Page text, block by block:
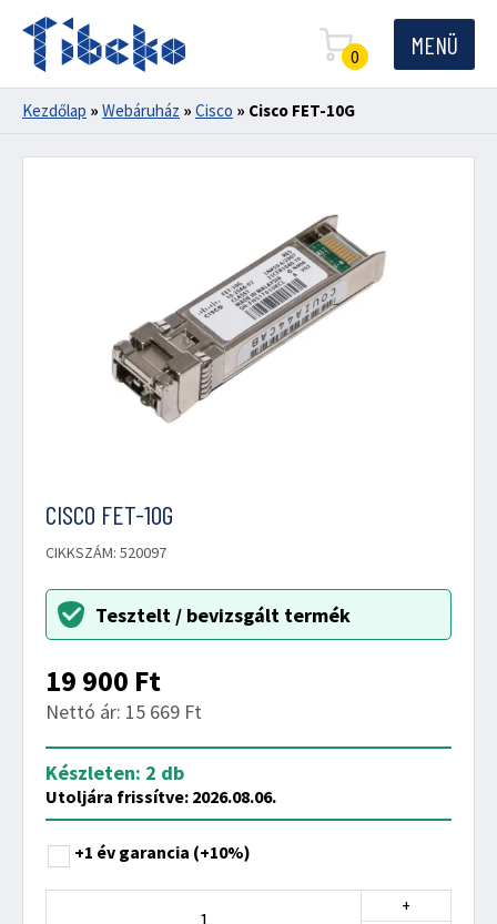
0 MENÜ
Kezdőlap » Webáruház » Cisco » Cisco FET-10G
CISCO FET-10G
CIKKSZÁM: 520097
Tesztelt / bevizsgált termék
19 900 Ft
Nettó ár: 15 669 Ft
Készleten: 2 db
Utoljára frissítve: 2026.08.06.
+1 év garancia (+10%)
+